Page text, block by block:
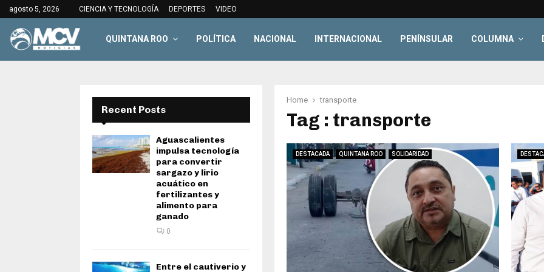
agosto 5, 2026 CIENCIA Y TECNOLOGÍA DEPORTES VIDEO
QUINTANA ROO POLÍTICA NACIONAL INTERNACIONAL PENÍNSULAR COLUMNA
Home transporte
Tag : transporte
DESTACADA QUINTANA ROO SOLIDARIDAD
Recent Posts
Aguascalientes
impulsa tecnología
para convertir
sargazo y lirio
acuático en
fertilizantes y
alimento para
ganado
0
Entre el cautiverio y